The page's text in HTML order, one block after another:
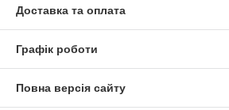
Доставка та оплата
Графік роботи
Повна версія сайту